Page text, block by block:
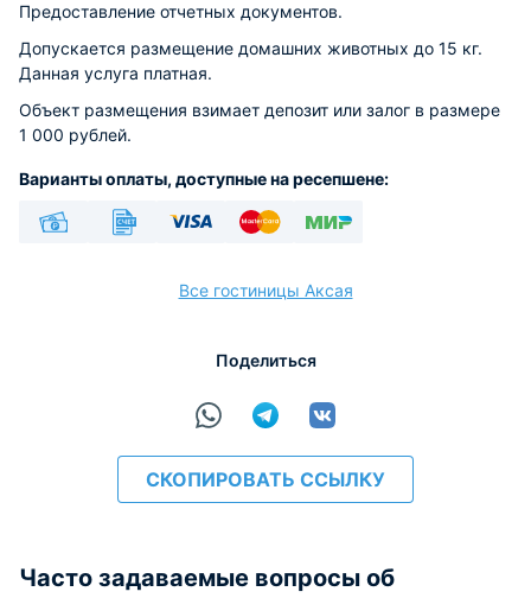
Предоставление отчетных документов.
Допускается размещение домашних животных до 15 кг.
Данная услуга платная.
Объект размещения взимает депозит или залог в размере
1 000 рублей.
Варианты оплаты, доступные на ресепшене:
Все гостиницы Аксая
Поделиться
СКОПИРОВАТЬ ССЫЛКУ
Часто задаваемые вопросы об